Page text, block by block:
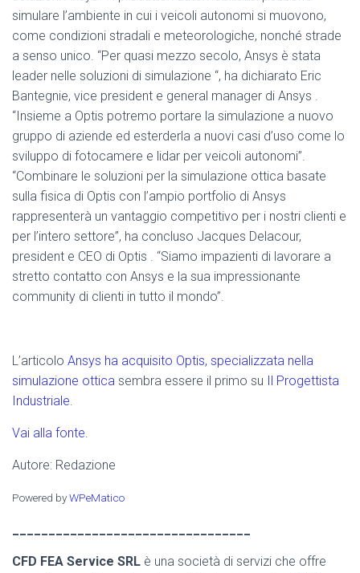
simulare l’ambiente in cui i veicoli autonomi si muovono,
come condizioni stradali e meteorologiche, nonché strade
a senso unico. “Per quasi mezzo secolo, Ansys è stata
leader nelle soluzioni di simulazione “, ha dichiarato Eric
Bantegnie, vice president e general manager di Ansys .
“Insieme a Optis potremo portare la simulazione a nuovo
gruppo di aziende ed esterderla a nuovi casi d’uso come lo
sviluppo di fotocamere e lidar per veicoli autonomi”.
“Combinare le soluzioni per la simulazione ottica basate
sulla fisica di Optis con l’ampio portfolio di Ansys
rappresenterà un vantaggio competitivo per i nostri clienti e
per l’intero settore”, ha concluso Jacques Delacour,
president e CEO di Optis . “Siamo impazienti di lavorare a
stretto contatto con Ansys e la sua impressionante
community di clienti in tutto il mondo”.
L’articolo Ansys ha acquisito Optis, specializzata nella
simulazione ottica sembra essere il primo su Il Progettista
Industriale.
Vai alla fonte.
Autore: Redazione
Powered byWPeMatico
CFD FEA Service SRL è una società di servizi che offre